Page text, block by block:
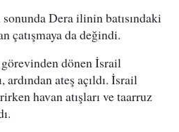
Dera ilinin batısındaki
çatışmaya da değindi.
dönen İsrail
ardından ateş açıldı. İsrail
havan atışları ve taarruz